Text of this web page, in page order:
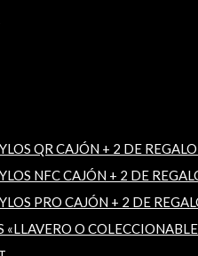
QR CAJÓN + 2 DE
NFC CAJÓN + 2 DE
PRO CAJÓN + 2 DE
«LLAVERO O